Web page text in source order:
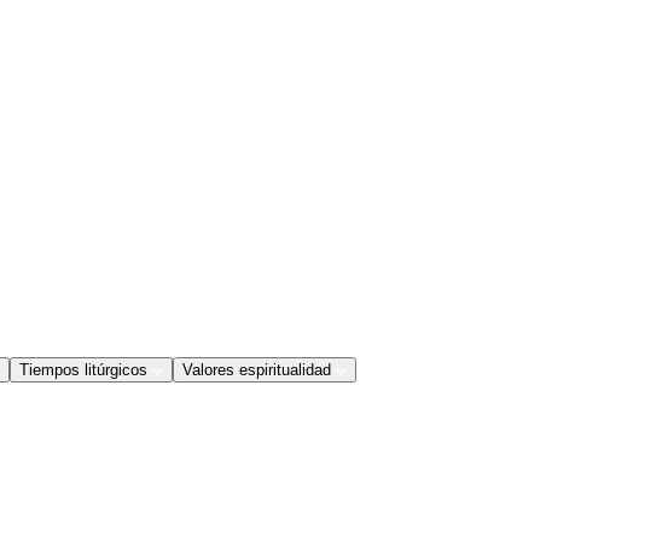
Tiempos litúrgicos Valores espiritualidad